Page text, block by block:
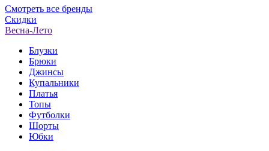
Смотреть все бренды
Скидки
Весна-Лето
Блузки
Брюки
Джинсы
Купальники
Платья
Топы
Футболки
Шорты
Юбки